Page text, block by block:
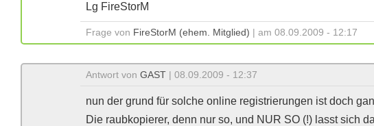
Lg FireStorM
Frage von FireStorM (ehem. Mitglied) | am 08.09.2009 - 12:17
Antwort von GAST | 08.09.2009 - 12:37
nun der grund für solche online registrierungen ist doch
Die raubkopierer, denn nur so, und NUR SO (!) lasst sich